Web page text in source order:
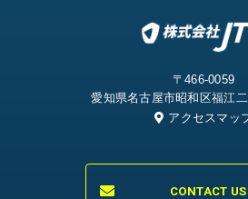
〒466-0059
愛知県名古屋市昭和区福江
アクセスマッ
CONTACT US